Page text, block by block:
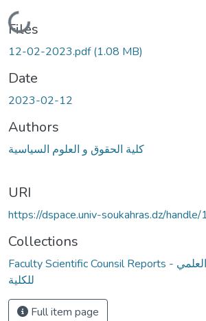
Loading...
Files
12-02-2023.pdf(1.08 MB)
Date
2023-02-12
Authors
كلية الحقوق و العلوم السياسية
URI
https://dspace.univ-soukahras.dz/
Collections
Faculty Scientific Counsil Reports - محاضر المجلس العلمي
للكلية
Full item page